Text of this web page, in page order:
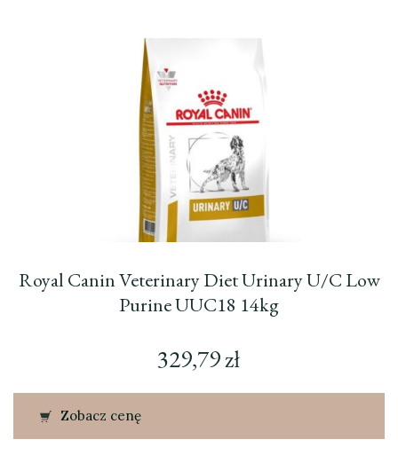
Royal Canin Veterinary Diet Urinary U/C Low
Purine UUC18 14kg
329,79zł
Zobacz cenę